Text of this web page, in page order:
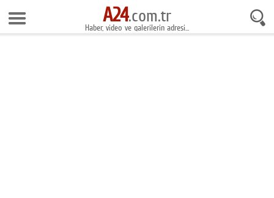
7 Ağustos 2026 16:41:55
Anasayfa
A24.com.tr
Haber, video ve galerilerin adresi...